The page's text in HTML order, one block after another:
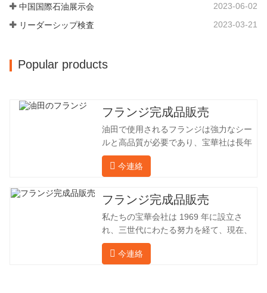
25,000平方メートルです。従業員数は
260 名、エンジニアリング技術者は 46
中国国際石油展示会 2023-06-02
リーダーシップ検査 2023-03-21
Popular products
フランジ完成品販売
油田で使用されるフランジは強力なシー
ルと高品質が必要であり、宝華社は長年
油田でフランジを加工し、間接的に外国
（ドイツ、ロシア）に輸出してきまし
社は海外の顧客と直接輸出入し、第三者
手数料を回避して、強力な製品品質と低
価格を確保したいと考えています。以下
の表はこの製品の情報です。以下に当社
の簡単な紹介をさせていただきます。 材
料 4130-75K 硬度 207-237 内径 57.76 外
今連絡
フランジ完成品販売
私たちの宝華会社は 1969 年に設立さ
れ、三世代にわたる努力を経て、現在、
敷地面積は 50,000 平方メートル、建築
面積は 25,000 平方メートルです。従業
今連絡